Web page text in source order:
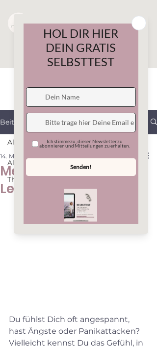
Beitrag
All Posts
Therapiemethoden
All Posts
Meditation lernen: Ein
Leitfaden
14. Mai
Du fühlst Dich oft angespannt,
hast Ängste oder Panikattacken?
Vielleicht kennst Du das Gefühl, in